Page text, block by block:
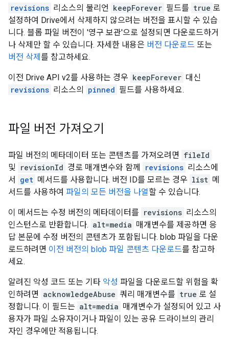
revisions 리소스의 불리언 keepForever 필드를 true 로
설정하여 Drive에서 삭제하지 않으려는 버전을 표시할 수 있습
니다. 블롭 파일 버전이 '영구 보관'으로 설정되면 다운로드하거
나 삭제만 할 수 있습니다. 자세한 내용은 버전 다운로드 또는
버전 삭제 를 참고하세요.
이전 Drive API v2를 사용하는 경우 keepForever 대신
revisions 리소스의 pinned 필드를 사용하세요.
파일 버전 가져오기
파일 버전의 메타데이터 또는 콘텐츠를 가져오려면 fileId
및
revisionId 경로 매개변수와 함께 revisions 리소스에
서
get 메서드를 사용합니다. 버전 ID를 모르는 경우 list 메
서드를 사용하여 파일의 모든 버전을 나열할 수 있습니다.
이 메서드는 수정 버전의 메타데이터를 revisions 리소스의
인스턴스로 반환합니다. alt=media 매개변수를 제공하면 응
답 본문에 수정 버전의 콘텐츠가 포함됩니다. blob 파일을 다운
로드하려면 이전 버전의 blob 파일 콘텐츠 다운로드를 참고하
세요.
알려진 악성 코드 또는 기타 악성 파일을 다운로드할 위험을 확
인하려면 acknowledgeAbuse 쿼리 매개변수를 true 로 설
정합니다. 이 필드는 alt=media 매개변수가 설정되어 있고 사
용자가 파일 소유자이거나 파일이 있는 공유 드라이브의 관리
자인 경우에만 적용됩니다.